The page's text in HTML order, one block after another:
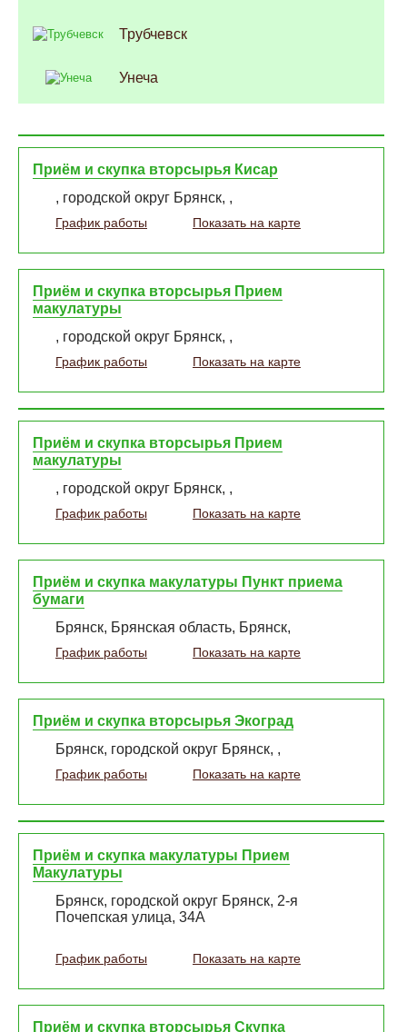
Трубчевск
Унеча
Приём и скупка вторсырья Кисар
, городской округ Брянск, ,
График работы Показать на карте
Приём и скупка вторсырья Прием
макулатуры
, городской округ Брянск, ,
График работы Показать на карте
Приём и скупка вторсырья Прием
макулатуры
, городской округ Брянск, ,
График работы Показать на карте
Приём и скупка макулатуры Пункт приема
бумаги
Брянск, Брянская область, Брянск,
График работы Показать на карте
Приём и скупка вторсырья Экоград
Брянск, городской округ Брянск, ,
График работы Показать на карте
Приём и скупка макулатуры Прием
Макулатуры
Брянск, городской округ Брянск, 2-я
Почепская улица, 34А
График работы Показать на карте
Приём и скупка вторсырья Скупка